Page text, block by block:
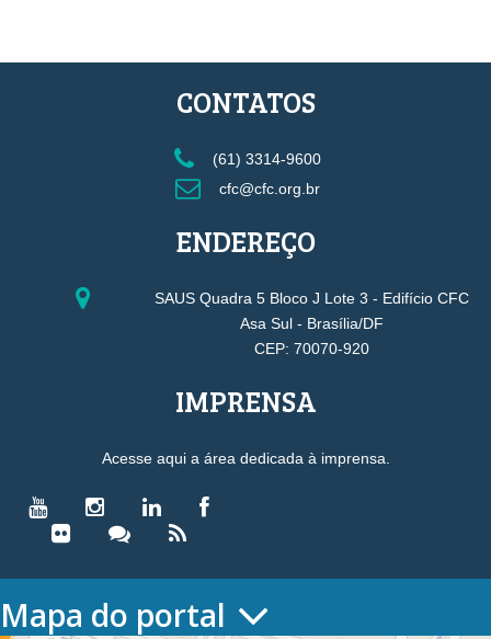
CONTATOS
(61) 3314-9600
cfc@cfc.org.br
ENDEREÇO
SAUS Quadra 5 Bloco J Lote 3 - Edifício CFC
Asa Sul - Brasília/DF
CEP: 70070-920
IMPRENSA
Acesse aqui a área dedicada à imprensa.
Mapa do portal